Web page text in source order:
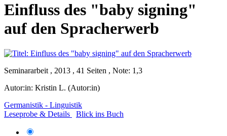
Einfluss des "baby signing"
auf den Spracherwerb
Seminararbeit , 2013 , 41 Seiten , Note: 1,3
Autor:in: Kristin L. (Autor:in)
Germanistik - Linguistik
Leseprobe & Details
Blick ins Buch